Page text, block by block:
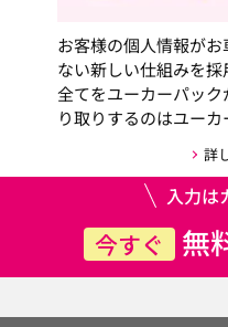
お客様の個人情報が
ない新しい仕組みを
全てをユーカーパッ
り取りするのはユーカ
詳
入力は
今すぐ 無